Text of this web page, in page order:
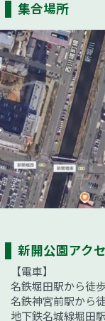
集合場所
新開公園アク
【電車】
名鉄堀田駅から徒
名鉄神宮前駅から
地下鉄名城線堀田